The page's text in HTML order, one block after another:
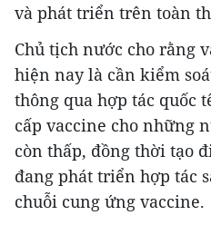
và phát triển trên toàn
Chủ tịch nước cho rằng
hiện nay là cần kiểm
thông qua hợp tác quốc
cấp vaccine cho những
còn thấp, đồng thời tạo
đang phát triển hợp tác
chuỗi cung ứng vaccine.